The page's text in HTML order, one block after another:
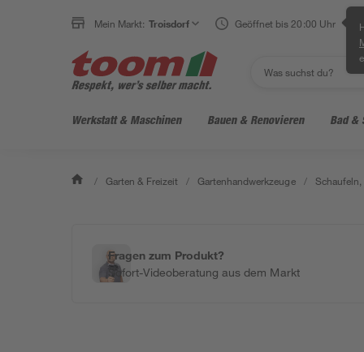
Mein Markt: Troisdorf Geöffnet bis 20:00 Uhr
Werkstatt & Maschinen Bauen & Renovieren Bad &
/ Garten & Freizeit / Gartenhandwerkzeuge / Schaufeln,
Fragen zum Produkt?
Sofort-Videoberatung aus dem Markt